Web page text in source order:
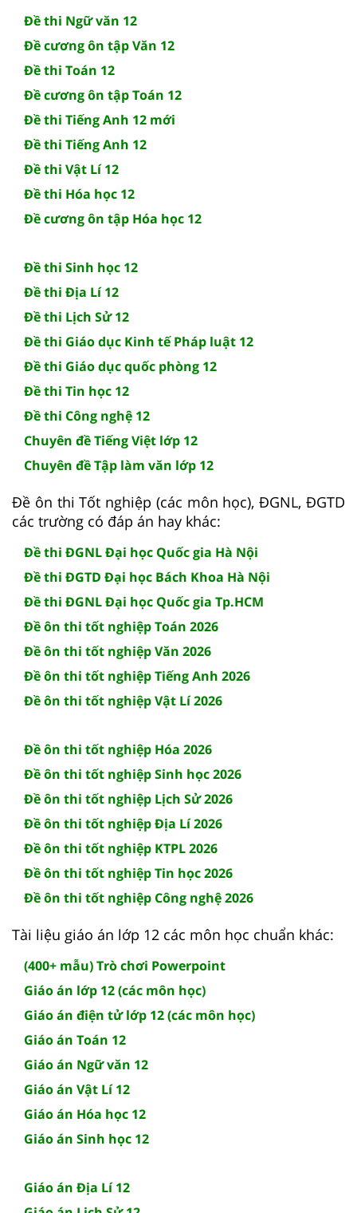
Đề thi Ngữ văn 12
Đề cương ôn tập Văn 12
Đề thi Toán 12
Đề cương ôn tập Toán 12
Đề thi Tiếng Anh 12 mới
Đề thi Tiếng Anh 12
Đề thi Vật Lí 12
Đề thi Hóa học 12
Đề cương ôn tập Hóa học 12
Đề thi Sinh học 12
Đề thi Địa Lí 12
Đề thi Lịch Sử 12
Đề thi Giáo dục Kinh tế Pháp luật 12
Đề thi Giáo dục quốc phòng 12
Đề thi Tin học 12
Đề thi Công nghệ 12
Chuyên đề Tiếng Việt lớp 12
Chuyên đề Tập làm văn lớp 12
Đề ôn thi Tốt nghiệp (các môn học), ĐGNL, ĐGTD
các trường có đáp án hay khác:
Đề thi ĐGNL Đại học Quốc gia Hà Nội
Đề thi ĐGTD Đại học Bách Khoa Hà Nội
Đề thi ĐGNL Đại học Quốc gia Tp.HCM
Đề ôn thi tốt nghiệp Toán 2026
Đề ôn thi tốt nghiệp Văn 2026
Đề ôn thi tốt nghiệp Tiếng Anh 2026
Đề ôn thi tốt nghiệp Vật Lí 2026
Đề ôn thi tốt nghiệp Hóa 2026
Đề ôn thi tốt nghiệp Sinh học 2026
Đề ôn thi tốt nghiệp Lịch Sử 2026
Đề ôn thi tốt nghiệp Địa Lí 2026
Đề ôn thi tốt nghiệp KTPL 2026
Đề ôn thi tốt nghiệp Tin học 2026
Đề ôn thi tốt nghiệp Công nghệ 2026
Tài liệu giáo án lớp 12 các môn học chuẩn khác:
(400+ mẫu) Trò chơi Powerpoint
Giáo án lớp 12 (các môn học)
Giáo án điện tử lớp 12 (các môn học)
Giáo án Toán 12
Giáo án Ngữ văn 12
Giáo án Vật Lí 12
Giáo án Hóa học 12
Giáo án Sinh học 12
Giáo án Địa Lí 12